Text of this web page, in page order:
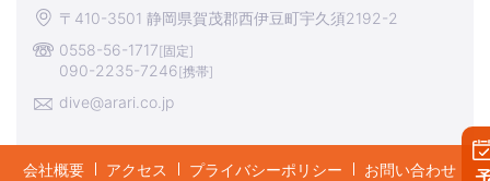
〒410-3501 静岡県賀茂郡西伊豆町宇久須2192-2
0558-56-1717[固定]
090-2235-7246[携帯]
dive@arari.co.jp
会社概要 アクセス プライバシーポリシー お問い合わせ